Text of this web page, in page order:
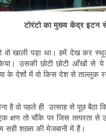
टोरंटो का मुख्य केंद्र इटन
वो खाली पड़ा था। हमें देख कर
उसकी छोटी छोटी आँखों से ये
के देशों में वो किस देश से ताल्लुक
है वो पहले ही उत्साह से पूछ बैठा
क्षण तो चौंके पर जिस तत्परता
शख़्स की मेजबानी में हैं।